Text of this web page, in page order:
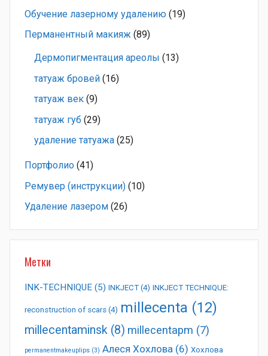
Обучение лазерному удалению (19)
Перманентный макияж (89)
Дермопигментация ареолы (13)
татуаж бровей (16)
татуаж век (9)
татуаж губ (29)
удаление татуажа (25)
Портфолио (41)
Ремувер (инструкции) (10)
Удаление лазером (26)
Метки
INK-TECHNIQUE (5) INKJECT (4) INKJECT TECHNIQUE:
reconstruction of scars (4) millecenta (12)
millecentaminsk (8) millecentapm (7)
permanentmakeuplips (3) Алеся Хохлова (6) Хохлова